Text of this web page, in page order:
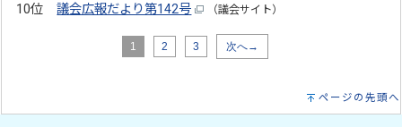
10位 議会広報だより第142号 （議会サイト）
1 2 3 次へ→
ページの先頭へ